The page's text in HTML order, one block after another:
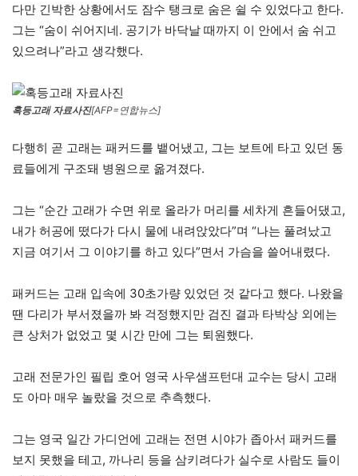
다만 긴박한 상황에서도 잠수 탱크로 숨은 쉴 수 있었다고 한다.
그는 “숨이 쉬어지네. 공기가 바닥날 때까지 이 안에서 숨 쉬고
있으려나”라고 생각했다.
혹등고래 자료사진[AFP=연합뉴스]
다행히 곧 고래는 패커드를 뱉어냈고, 그는 보트에 타고 있던 동
료들에게 구조돼 병원으로 옮겨졌다.
그는 “순간 고래가 수면 위로 올라가 머리를 세차게 흔들어댔고,
내가 허공에 떴다가 다시 물에 내려앉았다”며 “나는 풀려났고
지금 여기서 그 이야기를 하고 있다”면서 가슴을 쓸어내렸다.
패커드는 고래 입속에 30초가량 있었던 것 같다고 했다. 나왔을
땐 다리가 부서졌을까 봐 걱정했지만 검진 결과 타박상 외에는
큰 상처가 없었고 몇 시간 만에 그는 퇴원했다.
고래 전문가인 필립 호어 영국 사우샘프턴대 교수는 당시 고래
도 아마 매우 놀랐을 것으로 추측했다.
그는 영국 일간 가디언에 고래는 전면 시야가 좁아서 패커드를
보지 못했을 테고, 까나리 등을 삼키려다가 실수로 사람도 들이